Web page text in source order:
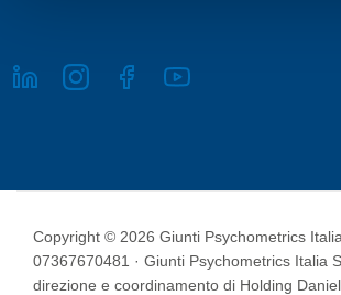
Copyright © 2026 Giunti Psychometrics
07367670481 · Giunti Psychometrics Italia
direzione e coordinamento di Holding